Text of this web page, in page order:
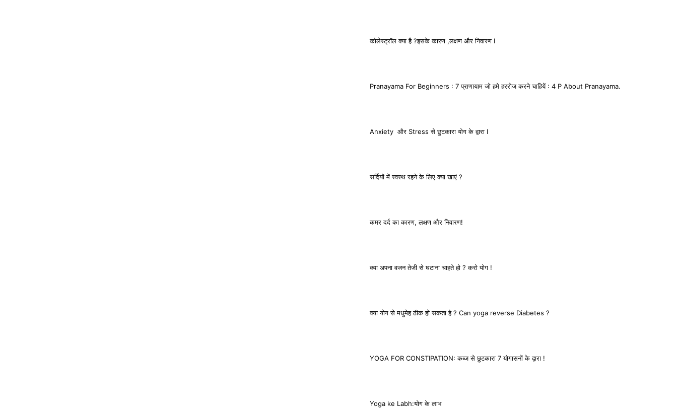
कोलेस्ट्रॉल क्या है ?इसके कारण ,लक्षण और निवारण I
Pranayama For Beginners : 7 प्राणायाम जो हमे हररोज करने चाहियें : 4 P About Pranayama.
Anxiety और Stress से छुटकारा योग के द्वारा I
सर्दियों में स्वस्थ रहने के लिए क्या खाएं ?
कमर दर्द का कारण, लक्षण और निवारण!
क्या अपना वजन तेजी से घटाना चाहते हो ? करो योग !
क्या योग से मधुमेह ठीक हो सकता हे ? Can yoga reverse Diabetes ?
YOGA FOR CONSTIPATION: कब्ज से छुटकारा 7 योगासनों के द्वारा !
Yoga ke Labh:योग के लाभ